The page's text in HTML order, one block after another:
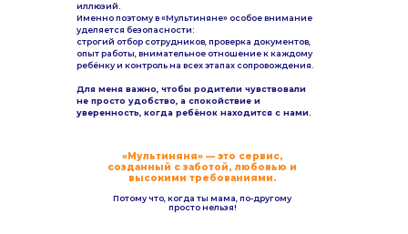
иллюзий.
Именно поэтому в «Мультиняне» особое внимание
уделяется безопасности:
строгий отбор сотрудников, проверка документов,
опыт работы, внимательное отношение к каждому
ребёнку и контроль на всех этапах сопровождения.
Для меня важно, чтобы родители чувствовали
не просто удобство, а спокойствие и
уверенность, когда ребёнок находится с нами.
«Мультиняня» — это сервис,
созданный с заботой, любовью и
высокими требованиями.
Потому что, когда ты мама, по-другому
просто нельзя!